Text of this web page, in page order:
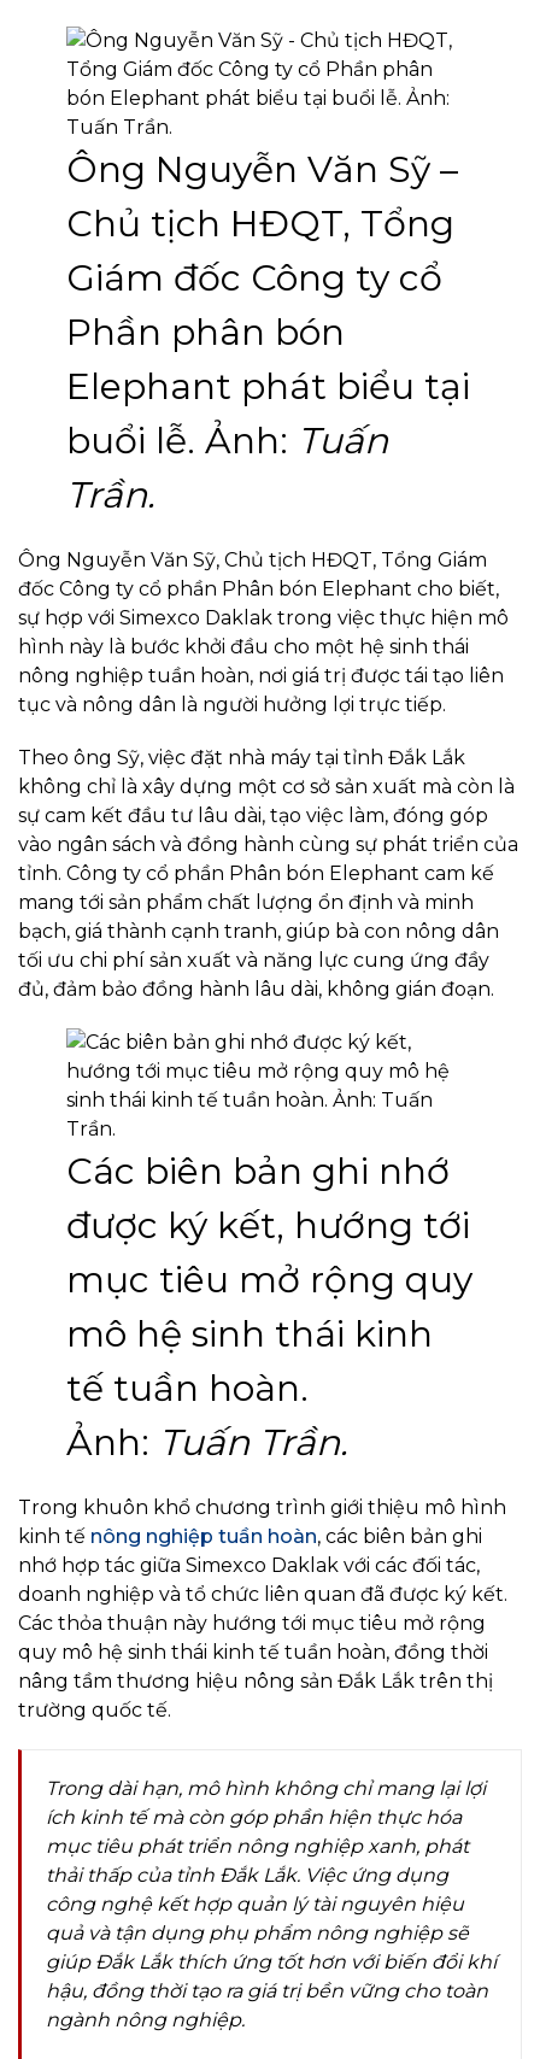
Ông Nguyễn Văn Sỹ –
Chủ tịch HĐQT, Tổng
Giám đốc Công ty cổ
Phần phân bón
Elephant phát biểu tại
buổi lễ. Ảnh: Tuấn
Trần.
Ông Nguyễn Văn Sỹ, Chủ tịch HĐQT, Tổng Giám
đốc Công ty cổ phần Phân bón Elephant cho biết,
sự hợp với Simexco Daklak trong việc thực hiện mô
hình này là bước khởi đầu cho một hệ sinh thái
nông nghiệp tuần hoàn, nơi giá trị được tái tạo liên
tục và nông dân là người hưởng lợi trực tiếp.
Theo ông Sỹ, việc đặt nhà máy tại tỉnh Đắk Lắk
không chỉ là xây dựng một cơ sở sản xuất mà còn là
sự cam kết đầu tư lâu dài, tạo việc làm, đóng góp
vào ngân sách và đồng hành cùng sự phát triển của
tỉnh. Công ty cổ phần Phân bón Elephant cam kế
mang tới sản phẩm chất lượng ổn định và minh
bạch, giá thành cạnh tranh, giúp bà con nông dân
tối ưu chi phí sản xuất và năng lực cung ứng đầy
đủ, đảm bảo đồng hành lâu dài, không gián đoạn.
Các biên bản ghi nhớ
được ký kết, hướng tới
mục tiêu mở rộng quy
mô hệ sinh thái kinh
tế tuần hoàn.
Ảnh: Tuấn Trần.
Trong khuôn khổ chương trình giới thiệu mô hình
kinh tế nông nghiệp tuần hoàn, các biên bản ghi
nhớ hợp tác giữa Simexco Daklak với các đối tác,
doanh nghiệp và tổ chức liên quan đã được ký kết.
Các thỏa thuận này hướng tới mục tiêu mở rộng
quy mô hệ sinh thái kinh tế tuần hoàn, đồng thời
nâng tầm thương hiệu nông sản Đắk Lắk trên thị
trường quốc tế.
Trong dài hạn, mô hình không chỉ mang lại lợi
ích kinh tế mà còn góp phần hiện thực hóa
mục tiêu phát triển nông nghiệp xanh, phát
thải thấp của tỉnh Đắk Lắk. Việc ứng dụng
công nghệ kết hợp quản lý tài nguyên hiệu
quả và tận dụng phụ phẩm nông nghiệp sẽ
giúp Đắk Lắk thích ứng tốt hơn với biến đổi khí
hậu, đồng thời tạo ra giá trị bền vững cho toàn
ngành nông nghiệp.